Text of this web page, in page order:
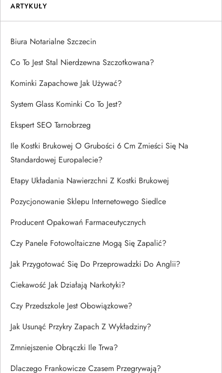
ARTYKUŁY
Biura Notarialne Szczecin
Co To Jest Stal Nierdzewna Szczotkowana?
Kominki Zapachowe Jak Używać?
System Glass Kominki Co To Jest?
Ekspert SEO Tarnobrzeg
Ile Kostki Brukowej O Grubości 6 Cm Zmieści Się Na
Standardowej Europalecie?
Etapy Układania Nawierzchni Z Kostki Brukowej
Pozycjonowanie Sklepu Internetowego Siedlce
Producent Opakowań Farmaceutycznych
Czy Panele Fotowoltaiczne Mogą Się Zapalić?
Jak Przygotować Się Do Przeprowadzki Do Anglii?
Ciekawość Jak Działają Narkotyki?
Czy Przedszkole Jest Obowiązkowe?
Jak Usunąć Przykry Zapach Z Wykładziny?
Zmniejszenie Obrączki Ile Trwa?
Dlaczego Frankowicze Czasem Przegrywają?